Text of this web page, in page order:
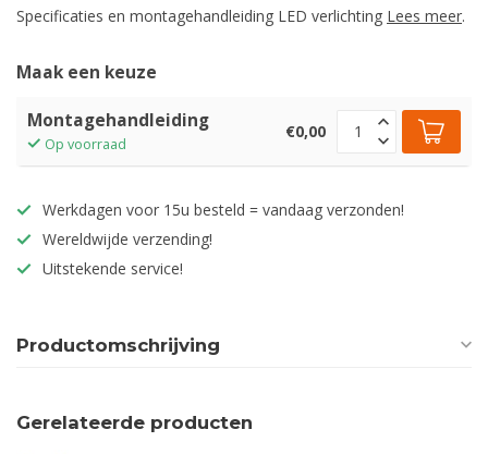
Specificaties en montagehandleiding LED verlichting Lees meer.
Maak een keuze
Montagehandleiding
Op voorraad
€0,00
Werkdagen voor 15u besteld = vandaag verzonden!
Wereldwijde verzending!
Uitstekende service!
Productomschrijving
Gerelateerde producten